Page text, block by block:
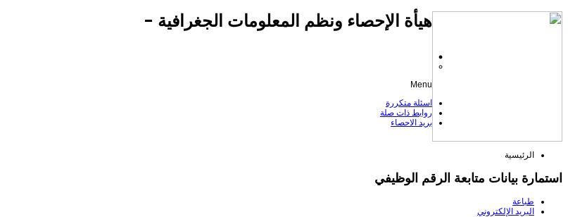
هيأة الإحصاء ونظم المعلومات الجغرافية -
الرئيسية
استمارة بيانات متابعة الرقم الوظيفي
طباعة
البريد الإلكتروني
Menu
اسئلة متكررة
روابط ذات صلة
بريد الاحصاء